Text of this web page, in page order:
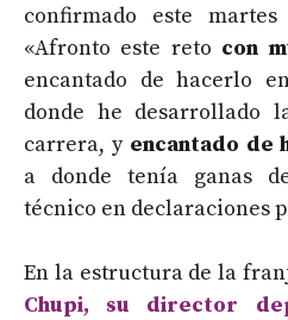
confirmado este
«Afronto este reto con
encantado de hacerlo
donde he desarrollado
carrera, y encantado de
a donde tenía ganas
técnico en declaraciones
En la estructura de la
Chupi, su director